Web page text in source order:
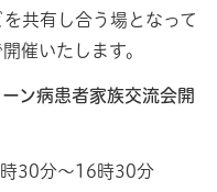
共有し合う場となって
催いたします。
ン病患者家族交流会開
30分～16時30分